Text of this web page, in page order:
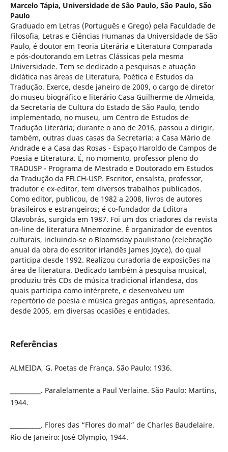
Marcelo Tápia, Universidade de São Paulo, São Paulo, São
Paulo
Graduado em Letras (Português e Grego) pela Faculdade de
Filosofia, Letras e Ciências Humanas da Universidade de São
Paulo, é doutor em Teoria Literária e Literatura Comparada
e pós-doutorando em Letras Clássicas pela mesma
Universidade. Tem se dedicado a pesquisas e atuação
didática nas áreas de Literatura, Poética e Estudos da
Tradução. Exerce, desde janeiro de 2009, o cargo de diretor
do museu biográfico e literário Casa Guilherme de Almeida,
da Secretaria de Cultura do Estado de São Paulo, tendo
implementado, no museu, um Centro de Estudos de
Tradução Literária; durante o ano de 2016, passou a dirigir,
também, outras duas casas da Secretaria: a Casa Mário de
Andrade e a Casa das Rosas - Espaço Haroldo de Campos de
Poesia e Literatura. É, no momento, professor pleno do
TRADUSP - Programa de Mestrado e Doutorado em Estudos
da Tradução da FFLCH-USP. Escritor, ensaísta, professor,
tradutor e ex-editor, tem diversos trabalhos publicados.
Como editor, publicou, de 1982 a 2008, livros de autores
brasileiros e estrangeiros; é co-fundador da Editora
Olavobrás, surgida em 1987. Foi um dos criadores da revista
on-line de literatura Mnemozine. É organizador de eventos
culturais, incluindo-se o Bloomsday paulistano (celebração
anual da obra do escritor irlandês James Joyce), do qual
participa desde 1992. Realizou curadoria de exposições na
área de literatura. Dedicado também à pesquisa musical,
produziu três CDs de música tradicional irlandesa, dos
quais participa como intérprete, e desenvolveu um
repertório de poesia e música gregas antigas, apresentado,
desde 2005, em diversas ocasiões e entidades.
Referências
ALMEIDA, G. Poetas de França. São Paulo: 1936.
__________. Paralelamente a Paul Verlaine. São Paulo: Martins,
1944.
__________. Flores das “Flores do mal” de Charles Baudelaire.
Rio de Janeiro: José Olympio, 1944.